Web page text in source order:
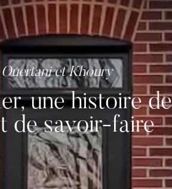
une histoire de
de savoir-faire